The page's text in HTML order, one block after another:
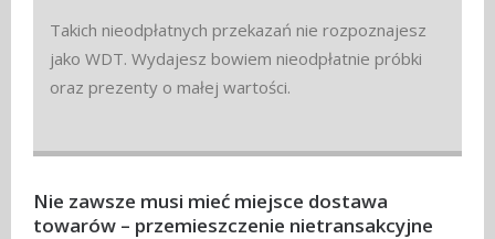
Takich nieodpłatnych przekazań nie rozpoznajesz
jako WDT. Wydajesz bowiem nieodpłatnie próbki
oraz prezenty o małej wartości.
Nie zawsze musi mieć miejsce dostawa
towarów – przemieszczenie nietransakcyjne